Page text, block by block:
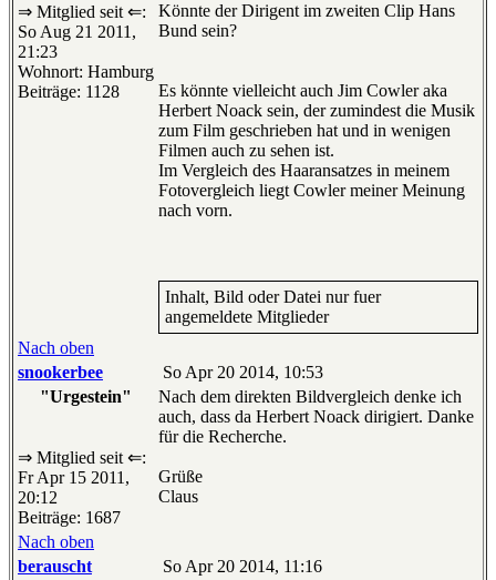
⇒ Mitglied seit ⇐:
So Aug 21 2011,
21:23
Wohnort: Hamburg
Beiträge: 1128
Könnte der Dirigent im zweiten Clip Hans
Bund sein?
Es könnte vielleicht auch Jim Cowler aka
Herbert Noack sein, der zumindest die Musik
zum Film geschrieben hat und in wenigen
Filmen auch zu sehen ist.
Im Vergleich des Haaransatzes in meinem
Fotovergleich liegt Cowler meiner Meinung
nach vorn.
Inhalt, Bild oder Datei nur fuer
angemeldete Mitglieder
Nach oben
snookerbee
So Apr 20 2014, 10:53
"Urgestein"
⇒ Mitglied seit ⇐:
Fr Apr 15 2011,
20:12
Beiträge: 1687
Nach dem direkten Bildvergleich denke ich
auch, dass da Herbert Noack dirigiert. Danke
für die Recherche.
Grüße
Claus
Nach oben
berauscht
So Apr 20 2014, 11:16